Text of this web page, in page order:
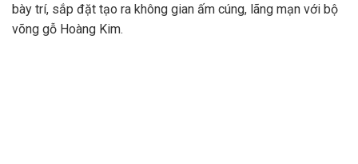
bày trí, sắp đặt tạo ra không gian ấm cúng, lãng mạn với bộ
võng gỗ Hoàng Kim.